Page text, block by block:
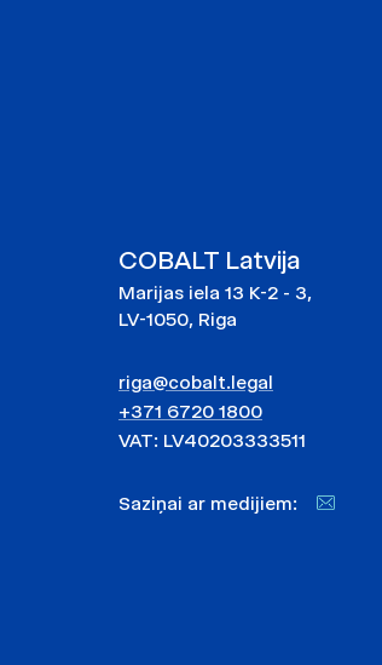
COBALT Latvija
Marijas iela 13 K-2 - 3,
LV-1050, Riga
riga@cobalt.legal
+371 6720 1800
VAT: LV40203333511
Saziņai ar medijiem: